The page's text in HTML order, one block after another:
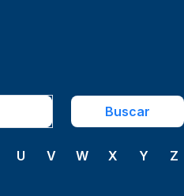
Buscar
U V W X Y Z